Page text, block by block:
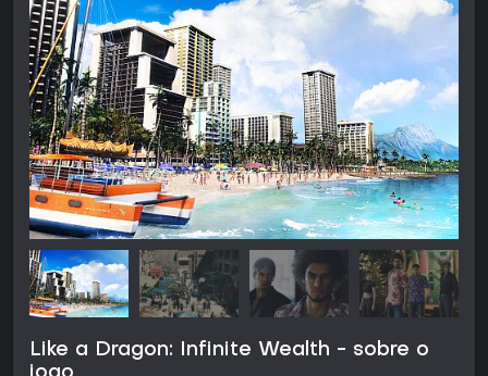
Like a Dragon: Infinite Wealth - sobre o